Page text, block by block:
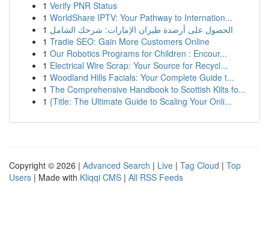
1 Verify PNR Status
1 WorldShare IPTV: Your Pathway to Internation...
1 الحصول على أرصدة طيران الإمارات: شرحك الشامل
1 Tradie SEO: Gain More Customers Online
1 Our Robotics Programs for Children : Encour...
1 Electrical Wire Scrap: Your Source for Recycl...
1 Woodland Hills Facials: Your Complete Guide t...
1 The Comprehensive Handbook to Scottish Kilts fo...
1 {Title: The Ultimate Guide to Scaling Your Onli...
Copyright © 2026 | Advanced Search | Live | Tag Cloud | Top
Users | Made with Kliqqi CMS | All RSS Feeds